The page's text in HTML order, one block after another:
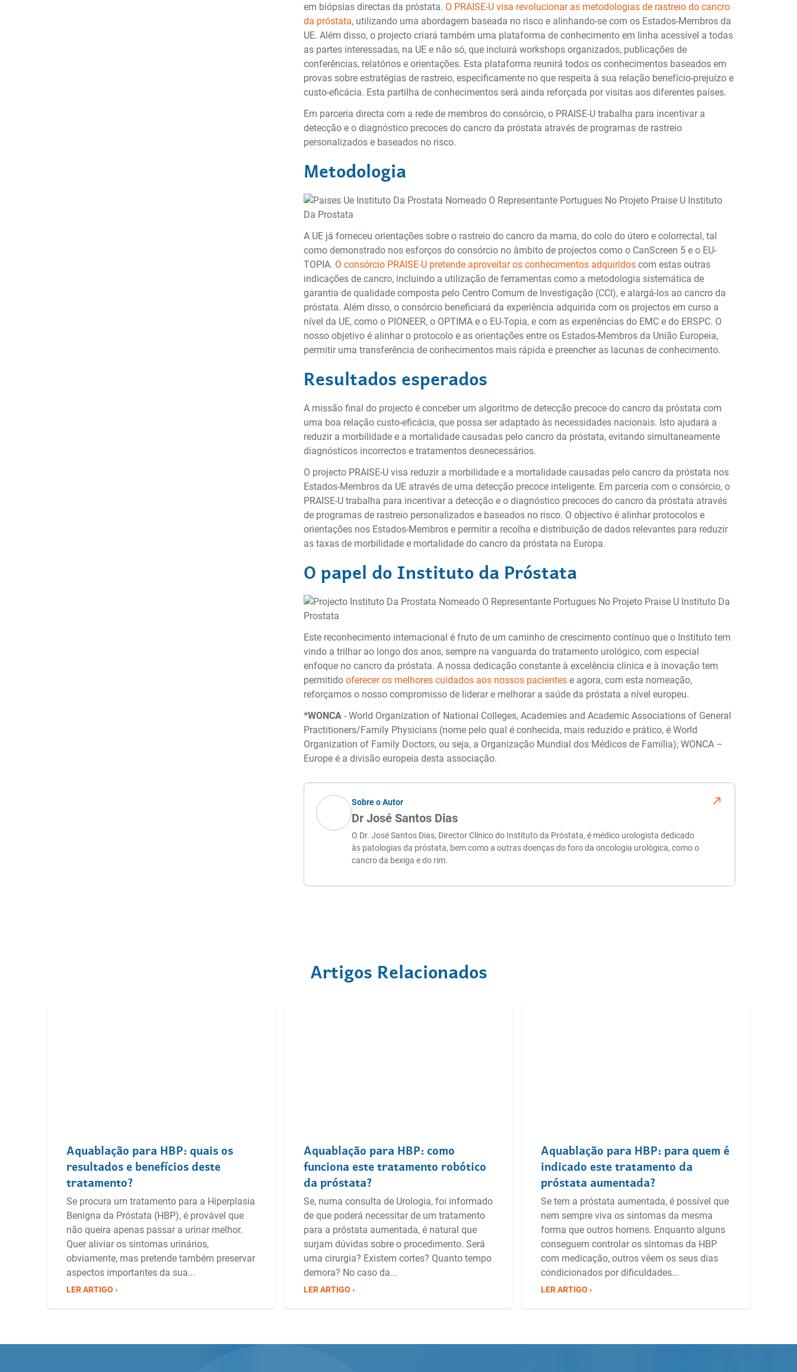
em biópsias directas da próstata. O PRAISE-U visa revolucionar as metodologias de rastreio do cancro
da próstata, utilizando uma abordagem baseada no risco e alinhando-se com os Estados-Membros da
UE. Além disso, o projecto criará também uma plataforma de conhecimento em linha acessível a todas
as partes interessadas, na UE e não só, que incluirá workshops organizados, publicações de
conferências, relatórios e orientações. Esta plataforma reunirá todos os conhecimentos baseados em
provas sobre estratégias de rastreio, especificamente no que respeita à sua relação benefício-prejuízo e
custo-eficácia. Esta partilha de conhecimentos será ainda reforçada por visitas aos diferentes países.
Em parceria directa com a rede de membros do consórcio, o PRAISE-U trabalha para incentivar a
detecção e o diagnóstico precoces do cancro da próstata através de programas de rastreio
personalizados e baseados no risco.
Metodologia
A UE já forneceu orientações sobre o rastreio do cancro da mama, do colo do útero e colorrectal, tal
como demonstrado nos esforços do consórcio no âmbito de projectos como o CanScreen 5 e o EU-
TOPIA. O consórcio PRAISE-U pretende aproveitar os conhecimentos adquiridos com estas outras
indicações de cancro, incluindo a utilização de ferramentas como a metodologia sistemática de
garantia de qualidade composta pelo Centro Comum de Investigação (CCI), e alargá-los ao cancro da
próstata. Além disso, o consórcio beneficiará da experiência adquirida com os projectos em curso a
nível da UE, como o PIONEER, o OPTIMA e o EU-Topia, e com as experiências do EMC e do ERSPC. O
nosso objetivo é alinhar o protocolo e as orientações entre os Estados-Membros da União Europeia,
permitir uma transferência de conhecimentos mais rápida e preencher as lacunas de conhecimento.
Resultados esperados
A missão final do projecto é conceber um algoritmo de detecção precoce do cancro da próstata com
uma boa relação custo-eficácia, que possa ser adaptado às necessidades nacionais. Isto ajudará a
reduzir a morbilidade e a mortalidade causadas pelo cancro da próstata, evitando simultaneamente
diagnósticos incorrectos e tratamentos desnecessários.
O projecto PRAISE-U visa reduzir a morbilidade e a mortalidade causadas pelo cancro da próstata nos
Estados-Membros da UE através de uma detecção precoce inteligente. Em parceria com o consórcio, o
PRAISE-U trabalha para incentivar a detecção e o diagnóstico precoces do cancro da próstata através
de programas de rastreio personalizados e baseados no risco. O objectivo é alinhar protocolos e
orientações nos Estados-Membros e permitir a recolha e distribuição de dados relevantes para reduzir
as taxas de morbilidade e mortalidade do cancro da próstata na Europa.
O papel do Instituto da Próstata
Este reconhecimento internacional é fruto de um caminho de crescimento contínuo que o Instituto tem
vindo a trilhar ao longo dos anos, sempre na vanguarda do tratamento urológico, com especial
enfoque no cancro da próstata. A nossa dedicação constante à excelência clínica e à inovação tem
permitido oferecer os melhores cuidados aos nossos pacientes e agora, com esta nomeação,
reforçamos o nosso compromisso de liderar e melhorar a saúde da próstata a nível europeu.
*WONCA - World Organization of National Colleges, Academies and Academic Associations of General
Practitioners/Family Physicians (nome pelo qual é conhecida, mais reduzido e prático, é World
Organization of Family Doctors, ou seja, a Organização Mundial dos Médicos de Família); WONCA –
Europe é a divisão europeia desta associação.
Sobre o Autor
Dr José Santos Dias
O Dr. José Santos Dias, Director Clínico do Instituto da Próstata, é médico urologista dedicado
às patologias da próstata, bem como a outras doenças do foro da oncologia urológica, como o
cancro da bexiga e do rim.
Artigos Relacionados
Aquablação para HBP: quais os
resultados e benefícios deste
tratamento?
Se procura um tratamento para a Hiperplasia
Benigna da Próstata (HBP), é provável que
não queira apenas passar a urinar melhor.
Quer aliviar os sintomas urinários,
obviamente, mas pretende também preservar
aspectos importantes da sua...
LER ARTIGO ›
Aquablação para HBP: como
funciona este tratamento robótico
da próstata?
Se, numa consulta de Urologia, foi informado
de que poderá necessitar de um tratamento
para a próstata aumentada, é natural que
surjam dúvidas sobre o procedimento. Será
uma cirurgia? Existem cortes? Quanto tempo
demora? No caso da...
LER ARTIGO ›
Aquablação para HBP: para quem é
indicado este tratamento da
próstata aumentada?
Se tem a próstata aumentada, é possível que
nem sempre viva os sintomas da mesma
forma que outros homens. Enquanto alguns
conseguem controlar os sintomas da HBP
com medicação, outros vêem os seus dias
condicionados por dificuldades...
LER ARTIGO ›